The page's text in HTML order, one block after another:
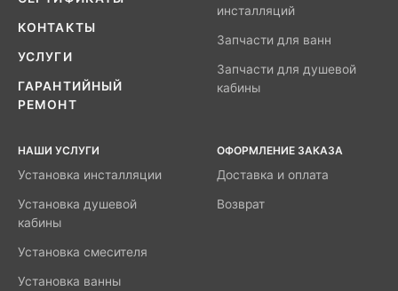
КОНТАКТЫ
УСЛУГИ
ГАРАНТИЙНЫЙ
РЕМОНТ
инсталляций
Запчасти для ванн
Запчасти для душевой
кабины
НАШИ УСЛУГИ
Установка инсталляции
Установка душевой
кабины
Установка смесителя
Установка ванны
ОФОРМЛЕНИЕ ЗАКАЗА
Доставка и оплата
Возврат